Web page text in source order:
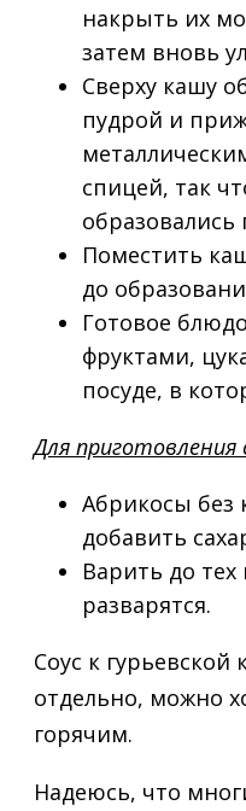
накрыть их
затем вновь
Сверху кашу
пудрой и
спицей, так
образовались
Поместить
до
Готовое
фруктами,
посуде, в
Для приготовления
Абрикосы без
добавить
Варить до
разварятся.
Соус к
отдельно, можно
горячим.
Надеюсь, что